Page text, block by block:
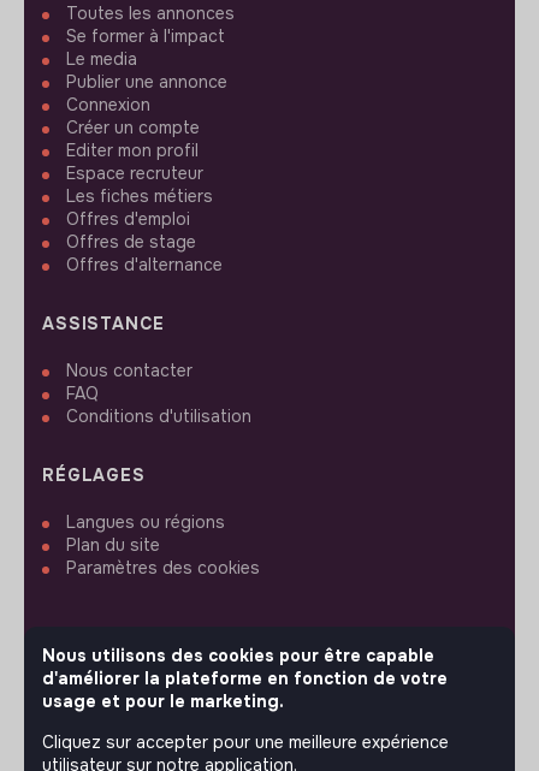
Toutes les annonces
Se former à l'impact
Le media
Publier une annonce
Connexion
Créer un compte
Editer mon profil
Espace recruteur
Les fiches métiers
Offres d'emploi
Offres de stage
Offres d'alternance
ASSISTANCE
Nous contacter
FAQ
Conditions d'utilisation
RÉGLAGES
Langues ou régions
Plan du site
Paramètres des cookies
SUIVEZ-NOUS
Nous utilisons des cookies pour être capable
d'améliorer la plateforme en fonction de votre
usage et pour le marketing.
Cliquez sur accepter pour une meilleure expérience
utilisateur sur notre application.